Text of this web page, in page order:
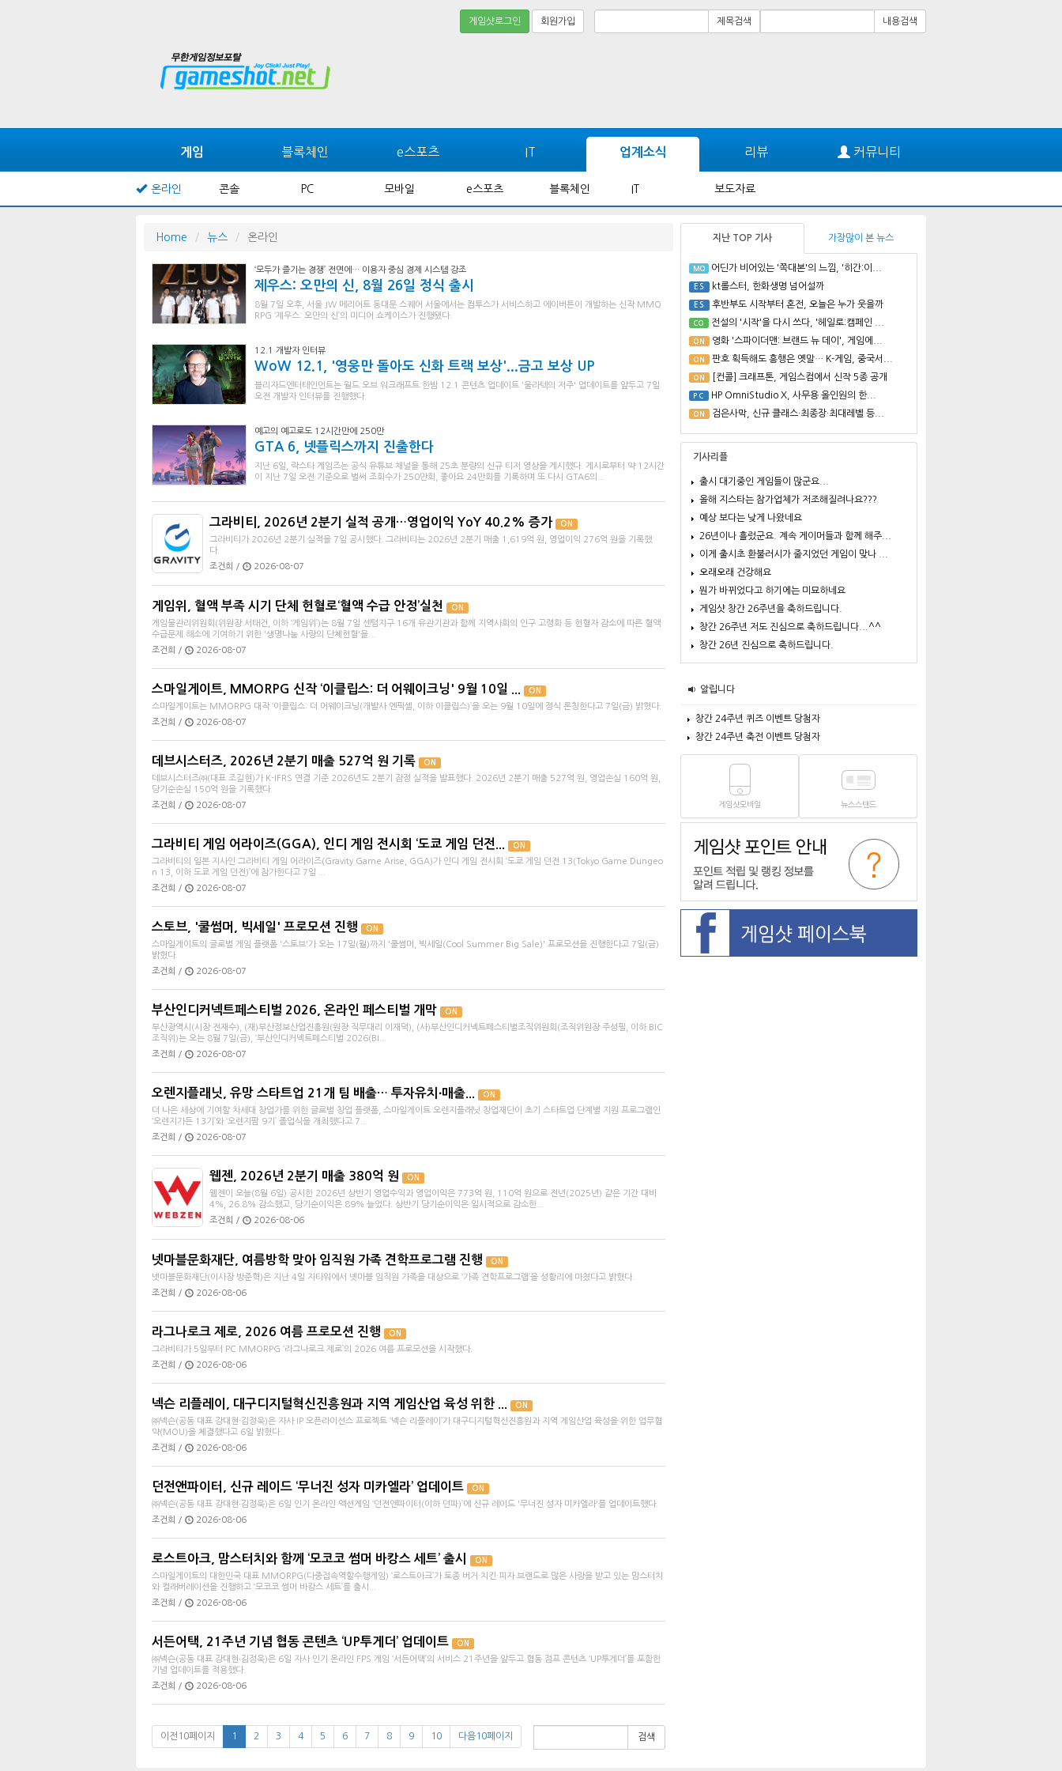
게임샷로그인 회원가입 제목검색 내용검색
게임 블록체인 e스포츠 IT 업계소식 리뷰 커뮤니티
온라인 콘솔 PC 모바일 e스포츠 블록체인 IT 보도자료
Home 뉴스 온라인
‘모두가 즐기는 경쟁’ 전면에… 이용자 중심 경제 시스템 강조
제우스: 오만의 신, 8월 26일 정식 출시
8월 7일 오후, 서울 JW 메리어트 동대문 스퀘어 서울에서는 컴투스가 서비스하고 에이버튼이 개발하는 신작 MMO
RPG ‘제우스: 오만의 신’의 미디어 쇼케이스가 진행됐다.
12.1 개발자 인터뷰
WoW 12.1, '영웅만 돌아도 신화 트랙 보상'...금고 보상 UP
블리자드엔터테인먼트는 월드 오브 워크래프트:한밤 12.1 콘텐츠 업데이트 '울라텍의 저주' 업데이트를 앞두고 7일
오전 개발자 인터뷰를 진행했다.
예고의 예고로도 12시간만에 250만
GTA 6, 넷플릭스까지 진출한다
지난 6일, 락스타 게임즈는 공식 유튜브 채널을 통해 25초 분량의 신규 티저 영상을 게시했다. 게시로부터 약 12시간
이 지난 7일 오전 기준으로 벌써 조회수가 250만회, 좋아요 24만회를 기록하며 또 다시 GTA6의...
그라비티, 2026년 2분기 실적 공개…영업이익 YoY 40.2% 증가 ON
그라비티가 2026년 2분기 실적을 7일 공시했다. 그라비티는 2026년 2분기 매출 1,619억 원, 영업이익 276억 원을 기록했
다.
조건희 /
2026-08-07
게임위, 혈액 부족 시기 단체 헌혈로‘혈액 수급 안정’실천 ON
게임물관리위원회(위원장 서태건, 이하 ‘게임위’)는 8월 7일 센텀지구 16개 유관기관과 함께 지역사회의 인구 고령화 등 헌혈자 감소에 따른 혈액
수급문제 해소에 기여하기 위한 '생명나눔 사랑의 단체헌혈'을...
조건희 /
2026-08-07
스마일게이트, MMORPG 신작 ‘이클립스: 더 어웨이크닝' 9월 10일 ... ON
스마일게이트는 MMORPG 대작 ‘이클립스: 더 어웨이크닝(개발사 엔픽셀, 이하 이클립스)’을 오는 9월 10일에 정식 론칭한다고 7일(금) 밝혔다.
조건희 /
2026-08-07
데브시스터즈, 2026년 2분기 매출 527억 원 기록 ON
데브시스터즈㈜(대표 조길현)가 K-IFRS 연결 기준 2026년도 2분기 잠정 실적을 발표했다. 2026년 2분기 매출 527억 원, 영업손실 160억 원,
당기순손실 150억 원을 기록했다.
조건희 /
2026-08-07
그라비티 게임 어라이즈(GGA), 인디 게임 전시회 ‘도쿄 게임 던전... ON
그라비티의 일본 지사인 그라비티 게임 어라이즈(Gravity Game Arise, GGA)가 인디 게임 전시회 ‘도쿄 게임 던전 13(Tokyo Game Dungeo
n 13, 이하 도쿄 게임 던전)’에 참가한다고 7일 ...
조건희 /
2026-08-07
스토브, '쿨썸머, 빅세일' 프로모션 진행 ON
스마일게이트의 글로벌 게임 플랫폼 '스토브'가 오는 17일(월)까지 '쿨썸머, 빅세일(Cool Summer Big Sale)' 프로모션을 진행한다고 7일(금)
밝혔다.
조건희 /
2026-08-07
부산인디커넥트페스티벌 2026, 온라인 페스티벌 개막 ON
부산광역시(시장 전재수), (재)부산정보산업진흥원(원장 직무대리 이재덕), (사)부산인디커넥트페스티벌조직위원회(조직위원장 주성필, 이하 BIC
조직위)는 오는 8월 7일(금), ‘부산인디커넥트페스티벌 2026(BI...
조건희 /
2026-08-07
오렌지플래닛, 유망 스타트업 21개 팀 배출… 투자유치∙매출... ON
더 나은 세상에 기여할 차세대 창업가를 위한 글로벌 창업 플랫폼, 스마일게이트 오렌지플래닛 창업재단이 초기 스타트업 단계별 지원 프로그램인
‘오렌지가든 13기’와 ‘오렌지팜 9기’ 졸업식을 개최했다고 7...
조건희 /
2026-08-07
웹젠, 2026년 2분기 매출 380억 원 ON
웹젠이 오늘(8월 6일) 공시한 2026년 상반기 영업수익과 영업이익은 773억 원, 110억 원으로 전년(2025년) 같은 기간 대비
4%, 26.8% 감소했고, 당기순이익은 89% 늘었다. 상반기 당기순이익은 일시적으로 감소한...
조건희 /
2026-08-06
넷마블문화재단, 여름방학 맞아 임직원 가족 견학프로그램 진행 ON
넷마블문화재단(이사장 방준혁)은 지난 4일 지타워에서 넷마블 임직원 가족을 대상으로 ‘가족 견학프로그램’을 성황리에 마쳤다고 밝혔다.
조건희 /
2026-08-06
라그나로크 제로, 2026 여름 프로모션 진행 ON
그라비티가 5일부터 PC MMORPG ‘라그나로크 제로’의 2026 여름 프로모션을 시작했다.
조건희 /
2026-08-06
넥슨 리플레이, 대구디지털혁신진흥원과 지역 게임산업 육성 위한 ... ON
㈜넥슨(공동 대표 강대현·김정욱)은 자사 IP 오픈라이선스 프로젝트 ‘넥슨 리플레이’가 대구디지털혁신진흥원과 지역 게임산업 육성을 위한 업무협
약(MOU)을 체결했다고 6일 밝혔다.
조건희 /
2026-08-06
던전앤파이터, 신규 레이드 ‘무너진 성자 미카엘라’ 업데이트 ON
㈜넥슨(공동 대표 강대현∙김정욱)은 6일 인기 온라인 액션게임 ‘던전앤파이터(이하 던파)’에 신규 레이드 '무너진 성자 미카엘라'를 업데이트했다.
조건희 /
2026-08-06
로스트아크, 맘스터치와 함께 ‘모코코 썸머 바캉스 세트’ 출시 ON
스마일게이트의 대한민국 대표 MMORPG(다중접속역할수행게임) ‘로스트아크’가 토종 버거·치킨·피자 브랜드로 많은 사랑을 받고 있는 맘스터치
와 컬래버레이션을 진행하고 ‘모코코 썸머 바캉스 세트’를 출시...
조건희 /
2026-08-06
서든어택, 21주년 기념 협동 콘텐츠 ‘UP투게더’ 업데이트 ON
㈜넥슨(공동 대표 강대현∙김정욱)은 6일 자사 인기 온라인 FPS 게임 ‘서든어택’의 서비스 21주년을 앞두고 협동 점프 콘텐츠 ‘UP투게더’를 포함한
기념 업데이트를 적용했다.
조건희 /
2026-08-06
이전10페이지 1 2 3 4 5 6 7 8 9 10 다음10페이지 검색
지난 TOP 기사 가장많이 본 뉴스
MO 어딘가 비어있는 '쪽대본'의 느낌, '히간:이...
ES kt롤스터, 한화생명 넘어설까
ES 후반부도 시작부터 혼전, 오늘은 누가 웃을까
CO 전설의 '시작'을 다시 쓰다, '헤일로:캠페인 ...
ON 영화 '스파이더맨: 브랜드 뉴 데이', 게임에...
ON 판호 획득해도 흥행은 옛말… K-게임, 중국서...
ON [컨콜] 크래프톤, 게임스컴에서 신작 5종 공개
PC HP OmniStudio X, 사무용 올인원의 한...
ON 검은사막, 신규 클래스·최종장·최대레벨 등...
기사리플
출시 대기중인 게임들이 많군요...
올해 지스타는 참가업체가 저조해질려나요???
예상 보다는 낮게 나왔네요
26년이나 흘렀군요. 계속 게이머들과 함께 해주...
이게 출시초 환불러시가 줄지었던 게임이 맞나 ...
오래오래 건강해요
뭔가 바뀌었다고 하기에는 미묘하네요
게임샷 창간 26주년을 축하드립니다.
창간 26주년 저도 진심으로 축하드립니다...^^
창간 26년 진심으로 축하드립니다.
알립니다
창간 24주년 퀴즈 이벤트 당첨자
창간 24주년 축전 이벤트 당첨자
게임샷모바일 뉴스스탠드